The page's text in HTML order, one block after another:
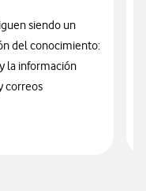
siendo un
del conocimiento:
la información
correos
ya que permite